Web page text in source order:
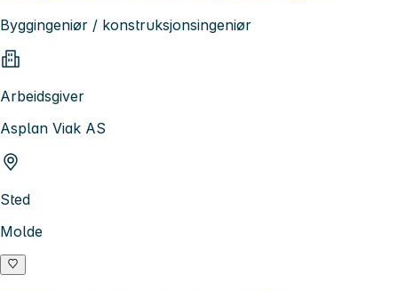
Byggingeniør / konstruksjonsingeniør
Arbeidsgiver
Asplan Viak AS
Sted
Molde